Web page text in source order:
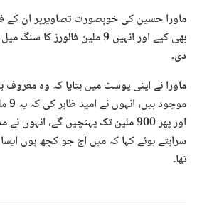
ماورا حسین کی خوبصورت تصاویرپر ان کے
بھی کیے اور انہیں 9 ملین
دی۔
ماورا نے اپنی پوسٹ میں بتایا کہ وہ معروف
اور پھر 900 ملین تک پہنچیں گے،
سراہتے ہوئے کہا کہ میں آج جو کچھ ہوں
تھا۔